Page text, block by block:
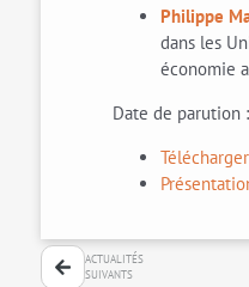
Philippe
dans les
économie
Date de parution :
ACTUALITÉS
SUIVANTS